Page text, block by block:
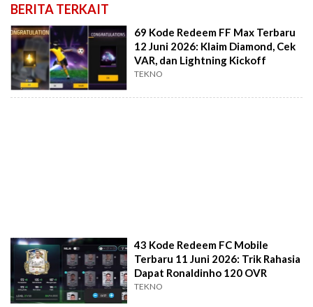
BERITA TERKAIT
69 Kode Redeem FF Max Terbaru
12 Juni 2026: Klaim Diamond, Cek
VAR, dan Lightning Kickoff
TEKNO
43 Kode Redeem FC Mobile
Terbaru 11 Juni 2026: Trik Rahasia
Dapat Ronaldinho 120 OVR
TEKNO